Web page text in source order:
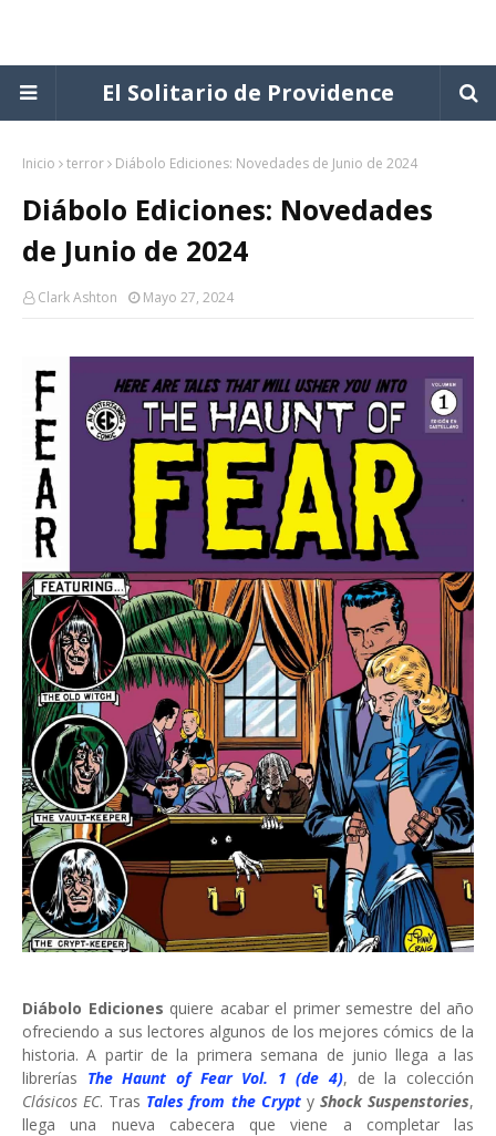
El Solitario de Providence
Inicio terror Diábolo Ediciones: Novedades de Junio de 2024
Diábolo Ediciones: Novedades
de Junio de 2024
Clark Ashton Mayo 27, 2024
Diábolo Ediciones quiere acabar el primer semestre del año
ofreciendo a sus lectores algunos de los mejores cómics de la
historia. A partir de la primera semana de junio llega a las
librerías The Haunt of Fear Vol. 1 (de 4), de la colección
Clásicos EC. Tras Tales from the Crypt y Shock Suspenstories,
llega una nueva cabecera que viene a completar las